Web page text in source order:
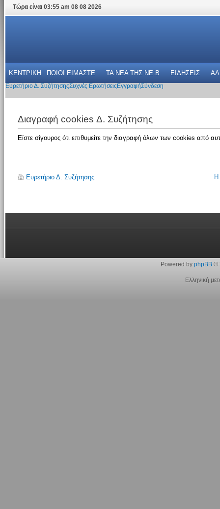
Τώρα είναι 03:55 am 08 08 2026
ΚΕΝΤΡΙΚΗ ΠΟΙΟΙ ΕΙΜΑΣΤΕ ΤΑ ΝΕΑ THΣ NE.B ΕΙΔΗΣΕΙΣ
Ευρετήριο Δ. ΣυζήτησηςΣυχνές Ερωτήσεις ΕγγραφήΣύνδεση
Διαγραφή cookies Δ. Συζήτησης
Είστε σίγουρος ότι επιθυμείτε την διαγραφή όλων των cookies από
Ευρετήριο Δ. Συζήτησης Η
Powered by phpBB©
Ελληνική